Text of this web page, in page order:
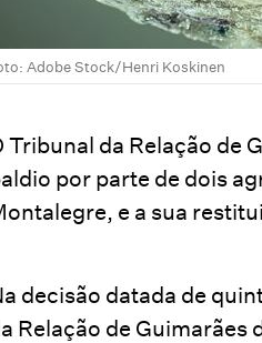
Adobe Stock/Henri Koskinen
Tribunal da Relação de
por parte de dois
e a sua
decisão datada de
Relação de